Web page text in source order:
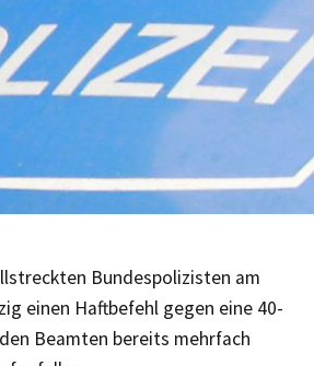
Bundespolizisten am
einen Haftbefehl gegen eine 40-
Beamten bereits mehrfach